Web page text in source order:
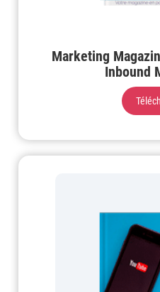
Marketing
Inbound